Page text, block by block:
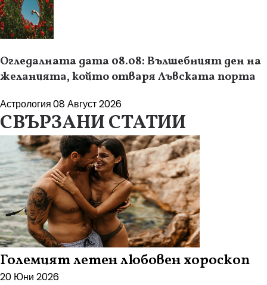
Огледалната дата 08.08: Вълшебният ден на
желанията, който отваря Лъвската порта
Астрология08 Август 2026
СВЪРЗАНИ СТАТИИ
Големият летен любовен хороскоп
20 Юни 2026